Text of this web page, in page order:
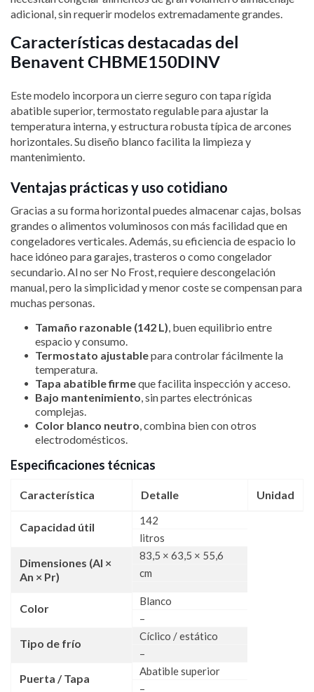
adicional, sin requerir modelos extremadamente grandes.
Características destacadas del
Benavent CHBME150DINV
Este modelo incorpora un cierre seguro con tapa rígida
abatible superior, termostato regulable para ajustar la
temperatura interna, y estructura robusta típica de arcones
horizontales. Su diseño blanco facilita la limpieza y
mantenimiento.
Ventajas prácticas y uso cotidiano
Gracias a su forma horizontal puedes almacenar cajas, bolsas
grandes o alimentos voluminosos con más facilidad que en
congeladores verticales. Además, su eficiencia de espacio lo
hace idóneo para garajes, trasteros o como congelador
secundario. Al no ser No Frost, requiere descongelación
manual, pero la simplicidad y menor coste se compensan para
muchas personas.
Tamaño razonable (142 L), buen equilibrio entre
espacio y consumo.
Termostato ajustablepara controlar fácilmente la
temperatura.
Tapa abatible firmeque facilita inspección y acceso.
Bajo mantenimiento, sin partes electrónicas
complejas.
Color blanco neutro, combina bien con otros
electrodomésticos.
Especificaciones técnicas
Característica Detalle Unidad
Capacidad útil
142
litros
Dimensiones (Al ×
An × Pr)
83,5 × 63,5 × 55,6
cm
Color
Blanco
–
Tipo de frío
Cíclico / estático
–
Puerta / Tapa
Abatible superior
–